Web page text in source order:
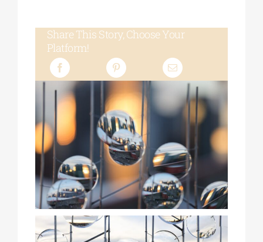
Share This Story, Choose Your
Platform!